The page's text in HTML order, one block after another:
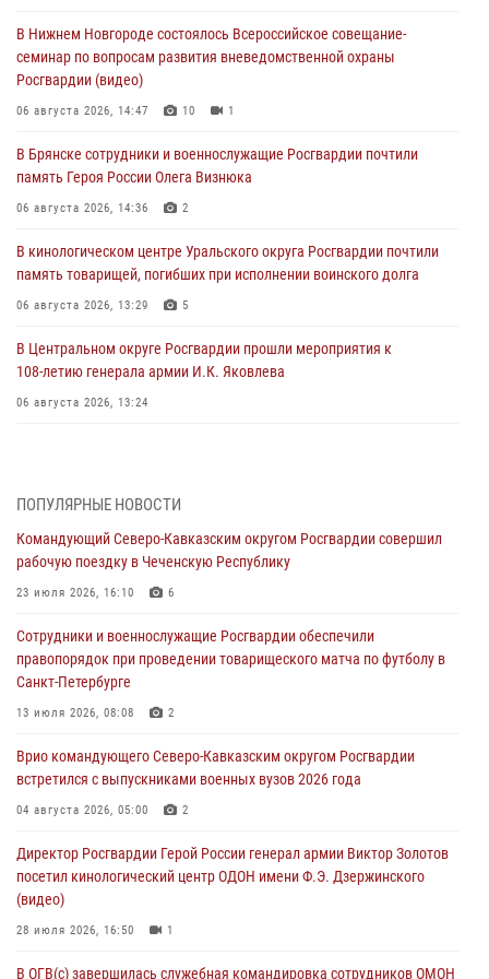
В Нижнем Новгороде состоялось Всероссийское совещание-
семинар по вопросам развития вневедомственной охраны
Росгвардии (видео)
06 августа 2026, 14:47 10 1
В Брянске сотрудники и военнослужащие Росгвардии почтили
память Героя России Олега Визнюка
06 августа 2026, 14:36 2
В кинологическом центре Уральского округа Росгвардии почтили
память товарищей, погибших при исполнении воинского долга
06 августа 2026, 13:29 5
В Центральном округе Росгвардии прошли мероприятия к
108‑летию генерала армии И.К. Яковлева
06 августа 2026, 13:24
06 августа 2026, 12:35 1
Росгвардейцы провели выставку вооружения для участников сбора
«Гвардеец» в Пензе (видео)
06 августа 2026, 12:00
В Курске росгвардейцы приняли участие в митинге, посвященном
второй годовщине вторжения ВСУ на территорию области
06 августа 2026, 11:56
угрожавшего подростку травматическим пистолетом
06 августа 2026, 11:33
крупная нарколаборатория
ПОПУЛЯРНЫЕ НОВОСТИ
Командующий Северо-Кавказским округом Росгвардии совершил
рабочую поездку в Чеченскую Республику
23 июля 2026, 16:10 6
Сотрудники и военнослужащие Росгвардии обеспечили
правопорядок при проведении товарищеского матча по футболу в
Санкт-Петербурге
13 июля 2026, 08:08 2
Врио командующего Северо-Кавказским округом Росгвардии
встретился с выпускниками военных вузов 2026 года
04 августа 2026, 05:00 2
Директор Росгвардии Герой России генерал армии Виктор Золотов
посетил кинологический центр ОДОН имени Ф.Э. Дзержинского
(видео)
28 июля 2026, 16:50 1
В ОГВ(с) завершилась служебная командировка сотрудников ОМОН